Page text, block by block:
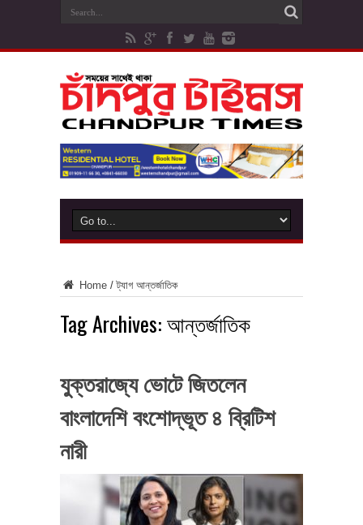
Home / ট্যাগ আন্তর্জাতিক
Tag Archives:আন্তর্জাতিক
যুক্তরাজ্যে ভোটে জিতলেন
বাংলাদেশি বংশোদ্ভূত ৪ ব্রিটিশ
নারী